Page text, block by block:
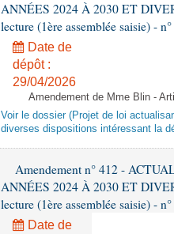
ANNÉES 2024 À 2030 ET
lecture (1ère assemblée saisie) -
Date de
dépôt :
29/04/2026
Amendement de Mme Blin -
Voir le dossier (Projet de loi
diverses dispositions intéressant la
Amendement n° 412 -
ANNÉES 2024 À 2030 ET
lecture (1ère assemblée saisie) -
Date de